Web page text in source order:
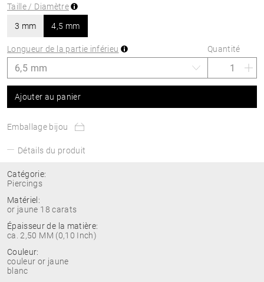
Taille / Diamètre
3 mm 4,5 mm
Longueur de la partie inférieu Quantité
Ajouter au panier
Emballage bijou
Détails du produit
Catégorie:
Piercings
Matériel:
or jaune 18 carats
Épaisseur de la matière:
ca. 2,50 MM (0,10 Inch)
Couleur:
couleur or jaune
blanc